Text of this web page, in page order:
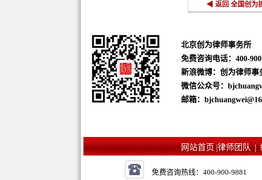
◀ 返回 全国创为
北京创为律师事务所
免费咨询电话： 400-
新浪微博：创为律师事
微信公众号：
邮箱：
网站首页 |律师团队 |
免费咨询热线：400-900-9881